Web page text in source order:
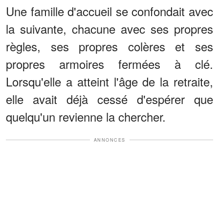
Une famille d'accueil se confondait avec
la suivante, chacune avec ses propres
règles, ses propres colères et ses
propres armoires fermées à clé.
Lorsqu'elle a atteint l'âge de la retraite,
elle avait déjà cessé d'espérer que
quelqu'un revienne la chercher.
ANNONCES